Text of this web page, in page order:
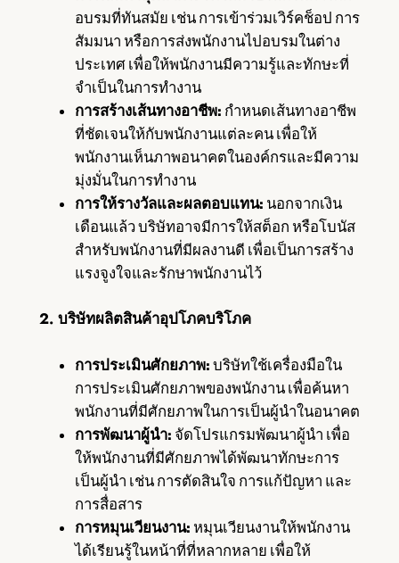
อบรมที่ทันสมัย เช่น การเข้าร่วมเวิร์คช็อป การ
สัมมนา หรือการส่งพนักงานไปอบรมในต่าง
ประเทศ เพื่อให้พนักงานมีความรู้และทักษะที่
จำเป็นในการทำงาน
การสร้างเส้นทางอาชีพ: กำหนดเส้นทางอาชีพ
ที่ชัดเจนให้กับพนักงานแต่ละคน เพื่อให้
พนักงานเห็นภาพอนาคตในองค์กรและมีความ
มุ่งมั่นในการทำงาน
การให้รางวัลและผลตอบแทน: นอกจากเงิน
เดือนแล้ว บริษัทอาจมีการให้สต็อก หรือโบนัส
สำหรับพนักงานที่มีผลงานดี เพื่อเป็นการสร้าง
แรงจูงใจและรักษาพนักงานไว้
2. บริษัทผลิตสินค้าอุปโภคบริโภค
การประเมินศักยภาพ: บริษัทใช้เครื่องมือใน
การประเมินศักยภาพของพนักงาน เพื่อค้นหา
พนักงานที่มีศักยภาพในการเป็นผู้นำในอนาคต
การพัฒนาผู้นำ: จัดโปรแกรมพัฒนาผู้นำ เพื่อ
ให้พนักงานที่มีศักยภาพได้พัฒนาทักษะการ
เป็นผู้นำ เช่น การตัดสินใจ การแก้ปัญหา และ
การสื่อสาร
การหมุนเวียนงาน: หมุนเวียนงานให้พนักงาน
ได้เรียนรู้ในหน้าที่ที่หลากหลาย เพื่อให้